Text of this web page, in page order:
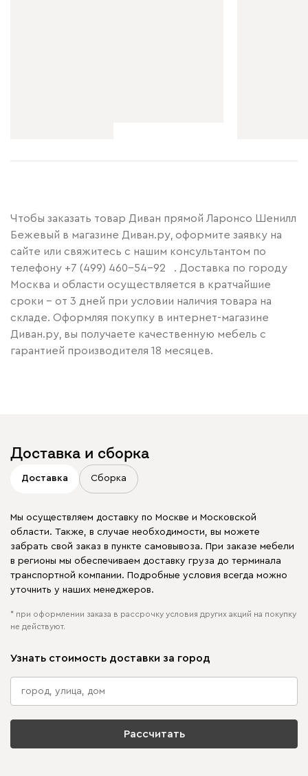
Чтобы заказать товар Диван прямой Ларонсо Шенилл
Бежевый в магазине Диван.ру, оформите заявку на
сайте или свяжитесь с нашим консультантом по
телефону +7 (499) 460-54-92
. Доставка по городу
Москва и области осуществляется в кратчайшие
сроки – от 3 дней при условии наличия товара на
складе. Оформляя покупку в интернет-магазине
Диван.ру, вы получаете качественную мебель с
гарантией производителя 18 месяцев.
Доставка и сборка
Доставка Сборка
Мы осуществляем доставку по Москве и Московской
области. Также, в случае необходимости, вы можете
забрать свой заказ в пункте самовывоза. При заказе мебели
в регионы мы обеспечиваем доставку груза до терминала
транспортной компании. Подробные условия всегда можно
уточнить у наших менеджеров.
* при оформлении заказа в рассрочку условия других акций на покупку
не действуют.
Узнать стоимость доставки за город
Рассчитать